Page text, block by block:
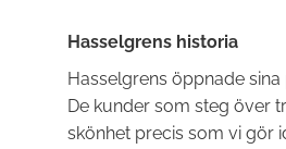
Hasselgrens historia
Hasselgrens öppnade
De kunder som steg över
skönhet precis som vi gör